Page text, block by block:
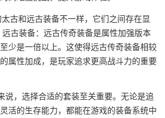
古和远古装备不一样，它们之间存在显
古装备：远古传奇装备是属性加强版本
少是一倍以上。这使得远古传奇装备相较
属性加成，是玩家追求更高战斗力的重要
说，选择合适的套装至关重要。无论是追
活的生存能力，都能在游戏的装备系统中